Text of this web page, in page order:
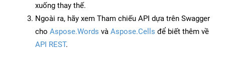
xuống thay thế.
Ngoài ra, hãy xem Tham chiếu API dựa trên Swagger
cho Aspose.Words và Aspose.Cells để biết thêm về
API REST.